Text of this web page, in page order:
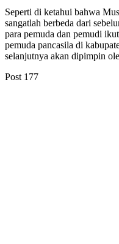
Seperti di ketahui bahwa
sangatlah berbeda dari
para pemuda dan pemudi
pemuda pancasila di
selanjutnya akan dipimpin
Post 177